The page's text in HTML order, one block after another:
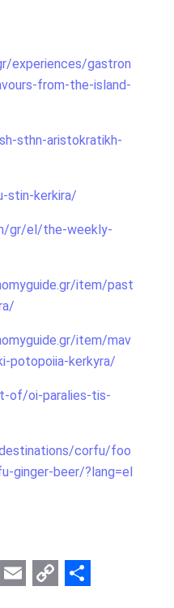
experiences/gastron
from-the-island-
sthn-aristokratikh-
stin-kerkira/
gr/el/the-weekly-
item/past
item/mav
potopoiia-kerkyra/
of/oi-paralies-tis-
corfu/foo
ginger-beer/?lang=el